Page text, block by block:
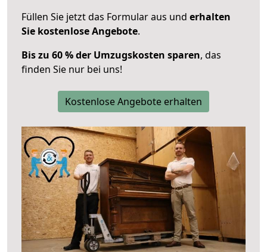
Füllen Sie jetzt das Formular aus und erhalten
Sie kostenlose Angebote.
Bis zu 60 % der Umzugskosten sparen, das
finden Sie nur bei uns!
Kostenlose Angebote erhalten